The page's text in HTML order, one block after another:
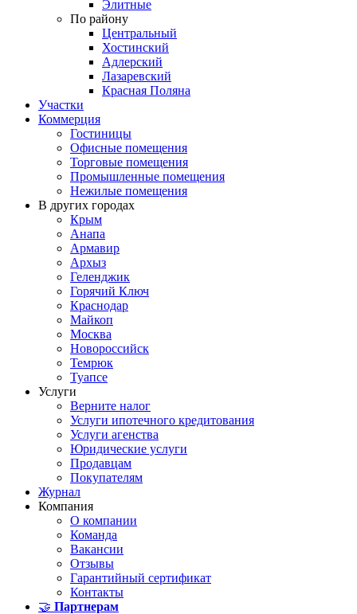
Элитные
По району
Центральный
Хостинский
Адлерский
Лазаревский
Красная Поляна
Участки
Коммерция
Гостиницы
Офисные помещения
Торговые помещения
Промышленные помещения
Нежилые помещения
В других городах
Крым
Анапа
Армавир
Архыз
Геленджик
Горячий Ключ
Краснодар
Майкоп
Москва
Новороссийск
Темрюк
Туапсе
Услуги
Верните налог
Услуги ипотечного кредитования
Услуги агенства
Юридические услуги
Продавцам
Покупателям
Журнал
Компания
О компании
Команда
Вакансии
Отзывы
Гарантийный сертификат
Контакты
🤝 Партнерам